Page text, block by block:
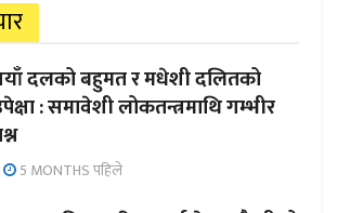
दलको बहुमत र मधेशी दलितको
: समावेशी लोकतन्त्रमाथि गम्भीर
5 MONTHS पहिले